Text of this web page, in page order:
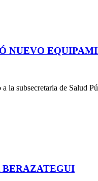
NUEVO
la subsecretaria de Salud